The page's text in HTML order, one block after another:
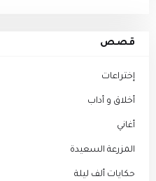
قصص
إختراعات
أخلاق و أداب
أغاني
المزرعة السعيدة
حكايات ألف ليلة